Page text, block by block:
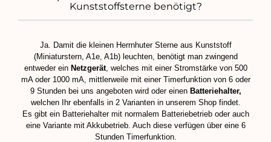
Kunststoffsterne benötigt?
Ja. Damit die kleinen Herrnhuter Sterne aus Kunststoff
(Miniaturstern, A1e, A1b) leuchten, benötigt man zwingend
entweder ein Netzgerät, welches mit einer Stromstärke von 500
mA oder 1000 mA, mittlerweile mit einer Timerfunktion von 6 oder
9 Stunden bei uns angeboten wird oder einenBatteriehalter,
welchen Ihr ebenfalls in 2 Varianten in unserem Shop findet.
Es gibt ein Batteriehalter mit normalem Batteriebetrieb oder auch
eine Variante mit Akkubetrieb. Auch diese verfügen über eine 6
Stunden Timerfunktion.